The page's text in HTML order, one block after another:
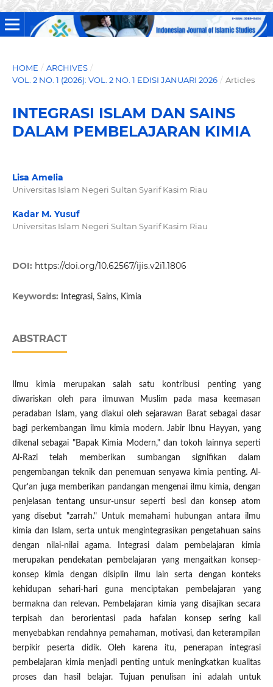
HOME / ARCHIVES /
VOL. 2 NO. 1 (2026): VOL. 2 NO. 1 EDISI JANUARI 2026 / Articles
INTEGRASI ISLAM DAN SAINS
DALAM PEMBELAJARAN KIMIA
Lisa Amelia
Universitas Islam Negeri Sultan Syarif Kasim Riau
Kadar M. Yusuf
Universitas Islam Negeri Sultan Syarif Kasim Riau
DOI: https://doi.org/10.62567/ijis.v2i1.1806
Keywords: Integrasi, Sains, Kimia
ABSTRACT
Ilmu kimia merupakan salah satu kontribusi penting yang
diwariskan oleh para ilmuwan Muslim pada masa keemasan
peradaban Islam, yang diakui oleh sejarawan Barat sebagai dasar
bagi perkembangan ilmu kimia modern. Jabir Ibnu Hayyan, yang
dikenal sebagai "Bapak Kimia Modern," dan tokoh lainnya seperti
Al-Razi telah memberikan sumbangan signifikan dalam
pengembangan teknik dan penemuan senyawa kimia penting. Al-
Qur'an juga memberikan pandangan mengenai ilmu kimia, dengan
penjelasan tentang unsur-unsur seperti besi dan konsep atom
yang disebut "zarrah." Untuk memahami hubungan antara ilmu
kimia dan Islam, serta untuk mengintegrasikan pengetahuan sains
dengan nilai-nilai agama. Integrasi dalam pembelajaran kimia
merupakan pendekatan pembelajaran yang mengaitkan konsep-
konsep kimia dengan disiplin ilmu lain serta dengan konteks
kehidupan sehari-hari guna menciptakan pembelajaran yang
bermakna dan relevan. Pembelajaran kimia yang disajikan secara
terpisah dan berorientasi pada hafalan konsep sering kali
menyebabkan rendahnya pemahaman, motivasi, dan keterampilan
berpikir peserta didik. Oleh karena itu, penerapan integrasi
pembelajaran kimia menjadi penting untuk meningkatkan kualitas
proses dan hasil belajar. Tujuan penulisan ini adalah untuk